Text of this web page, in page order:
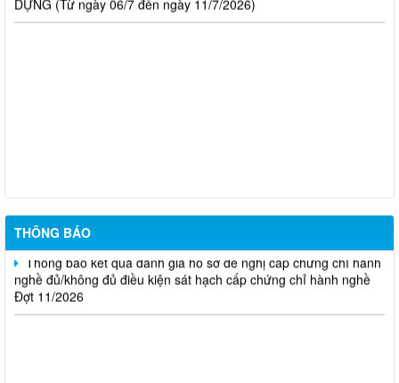
THÔNG BÁO
nghề đủ/không đủ điều kiện sát hạch cấp chứng chỉ hành nghề
Đợt 11/2026